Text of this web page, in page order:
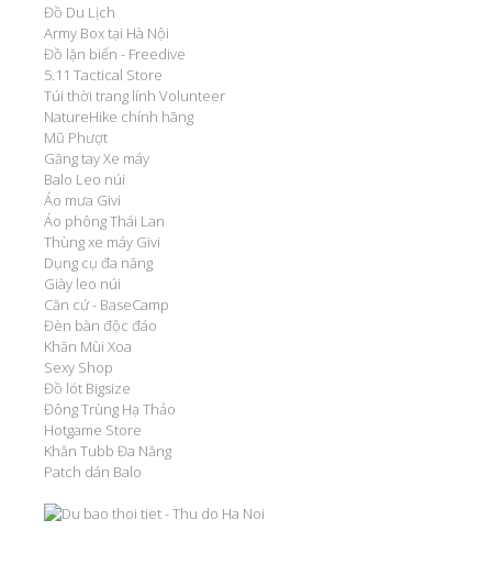
Đồ Du Lịch
Army Box tại Hà Nội
Đồ lặn biển - Freedive
5.11 Tactical Store
Túi thời trang lính Volunteer
NatureHike chính hãng
Mũ Phượt
Găng tay Xe máy
Balo Leo núi
Áo mưa Givi
Áo phông Thái Lan
Thùng xe máy Givi
Dụng cụ đa năng
Giày leo núi
Căn cứ - BaseCamp
Đèn bàn độc đáo
Khăn Mùi Xoa
Sexy Shop
Đồ lót Bigsize
Đông Trùng Hạ Thảo
Hotgame Store
Khăn Tubb Đa Năng
Patch dán Balo